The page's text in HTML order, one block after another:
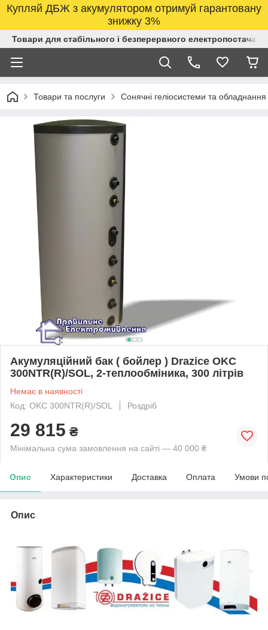
Купляй ДБЖ з акумулятором отримуй гарантовану
знижку 3%
Товари для стабільного і безперервного
Товари та послуги Сонячні геліосистеми та
Акумуляційний бак ( бойлер ) Drazice OKC
300NTR(R)/SOL, 2-теплообміника, 300 літрів
Немає в наявності
Код: OKC 300NTR(R)/SOL
Роздріб
29 815 ₴
Мінімальна сума замовлення на сайті — 40 000 ₴
Опис Характеристики Доставка Оплата Умови
Опис